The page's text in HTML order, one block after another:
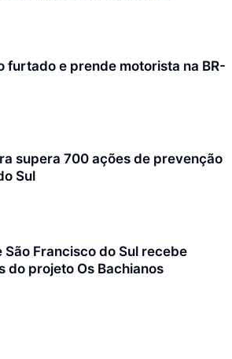
furtado e prende motorista na BR-
supera 700 ações de prevenção
Sul
São Francisco do Sul recebe
do projeto Os Bachianos